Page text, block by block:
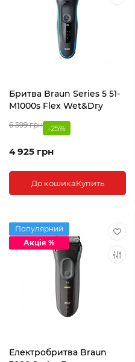
Бритва Braun Series 5 51-
M1000s Flex Wet&Dry
6 599 грн -25%
4 925 грн
До кошикаКупить
Популярний
Акція %
Електробритва Braun